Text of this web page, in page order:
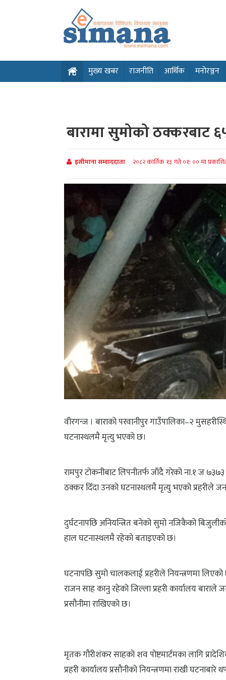
मुख्य खबर राजनीति आर्थिक मनोरञ्जन
बारामा सुमोको ठक्करबाट
इसीमाना सम्वाददाता २०८२ कार्तिक १३ गते ०१: ०० मा
वीरगन्ज । बाराको परवानीपुर गाउँपालिका–२
घटनास्थलमै मृत्यु भएको छ।
रामपुर टोकनीबाट लिपनीतर्फ जाँदै गरेको ना.१ ज
ठक्कर दिँदा उनको घटनास्थलमै मृत्यु भएको प्रहरीले
दुर्घटनापछि अनियन्त्रित बनेको सुमो नजिकैको
हाल घटनास्थलमै रहेको बताइएको छ।
घटनापछि सुमो चालकलाई प्रहरीले नियन्त्रणमा
राजन साह कानु रहेको जिल्ला प्रहरी कार्यालय
प्रसौनीमा राखिएको छ।
मृतक गौरीशंकर साहको शव पोष्टमार्टमका लागि
प्रहरी कार्यालय प्रसौनीको नियन्त्रणमा राखी